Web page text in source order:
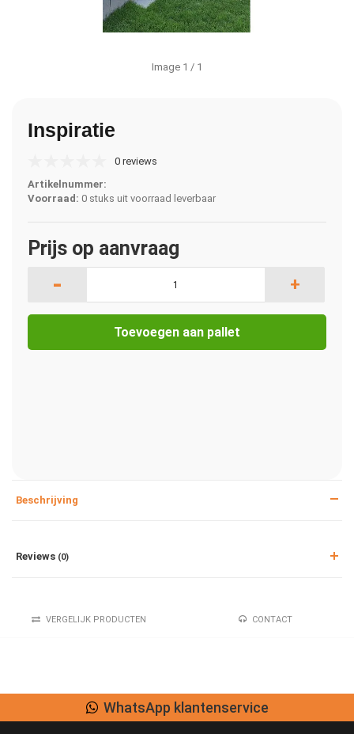
Image 1 / 1
Inspiratie
0 reviews
Artikelnummer:
Voorraad: 0 stuks uit voorraad leverbaar
Prijs op aanvraag
- +
Toevoegen aan pallet
Beschrijving
Reviews (0)
VERGELIJK PRODUCTEN CONTACT
WhatsApp klantenservice